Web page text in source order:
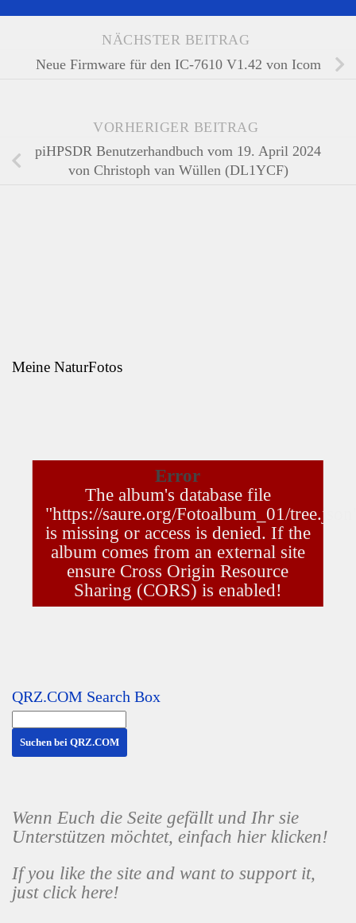
NÄCHSTER BEITRAG
Neue Firmware für den IC-7610 V1.42 von Icom
VORHERIGER BEITRAG
piHPSDR Benutzerhandbuch vom 19. April 2024
von Christoph van Wüllen (DL1YCF)
Meine NaturFotos
Error
The album's database file
"https://saure.org/Fotoalbum_01/
is missing or access is denied. If the
album comes from an external site
ensure Cross Origin Resource
Sharing (CORS) is enabled!
QRZ.COM Search Box
Wenn Euch die Seite gefällt und Ihr sie
Unterstützen möchtet, einfach hier klicken!
If you like the site and want to support it,
just click here!